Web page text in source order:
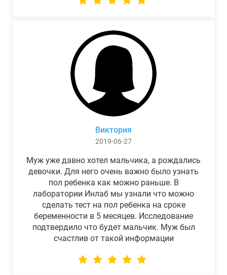
Виктория
2019-06-27
Муж уже давно хотел мальчика, а рождались
девочки. Для него очень важно было узнать
пол ребенка как можно раньше. В
лаборатории Инлаб мы узнали что можно
сделать тест на пол ребенка на сроке
беременности в 5 месяцев. Исследование
подтвердило что будет мальчик. Муж был
счастлив от такой информации